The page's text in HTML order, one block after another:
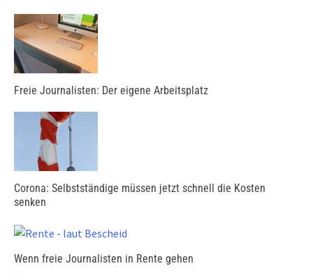
Freie Journalisten: Der eigene Arbeitsplatz
Corona: Selbstständige müssen jetzt schnell die Kosten
senken
Wenn freie Journalisten in Rente gehen